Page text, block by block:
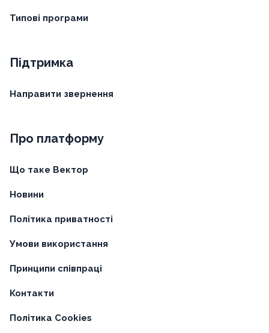
Типові програми
Підтримка
Направити звернення
Про платформу
Що таке Вектор
Новини
Політика приватності
Умови використання
Принципи співпраці
Контакти
Політика Cookies